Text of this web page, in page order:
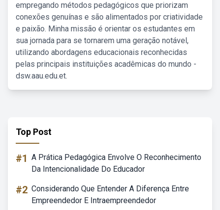
empregando métodos pedagógicos que priorizam
conexões genuínas e são alimentados por criatividade
e paixão. Minha missão é orientar os estudantes em
sua jornada para se tornarem uma geração notável,
utilizando abordagens educacionais reconhecidas
pelas principais instituições acadêmicas do mundo -
dsw.aau.edu.et.
Top Post
#1 A Prática Pedagógica Envolve O Reconhecimento
Da Intencionalidade Do Educador
#2 Considerando Que Entender A Diferença Entre
Empreendedor E Intraempreendedor